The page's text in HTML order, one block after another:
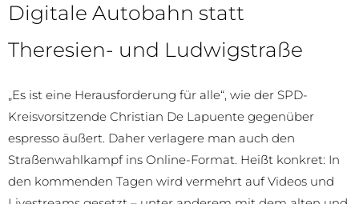
Digitale Autobahn statt
Theresien- und Ludwigstraße
„Es ist eine Herausforderung für alle“, wie der SPD-
Kreisvorsitzende Christian De Lapuente gegenüber
espresso äußert. Daher verlagere man auch den
Straßenwahlkampf ins Online-Format. Heißt konkret: In
den kommenden Tagen wird vermehrt auf Videos und